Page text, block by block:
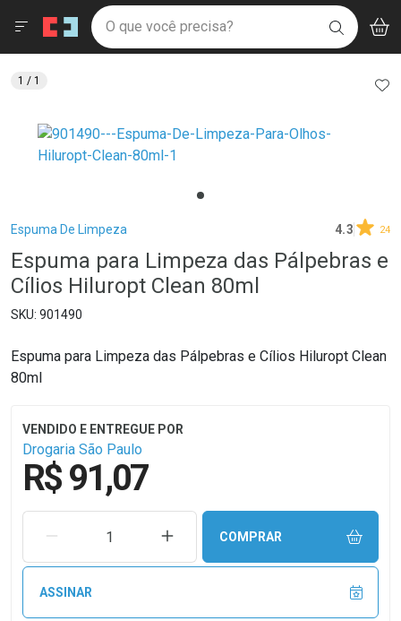
Drogaria São Paulo
Ir direto para a home
pela página
Ir direto para o conteúdo
Ir direto para a busca
Ir direto para a conta
Ir direto para a notificações
Ir direto para o carrinho
Ir direto para o menu
Faça a sua busca
O que você precisa? BUSCAR
Menu
Breadcrumb
Espuma De Limpeza 4.3 24
Espuma para Limpeza das Pálpebras e
Cílios Hiluropt Clean 80ml
901490
Espuma para Limpeza das Pálpebras e Cílios Hiluropt Clean
80ml
Drogaria São Paulo
R$ 91,07
REMOVER UMA UNIDADEAUMENTAR UMA UNIDADE
COMPRAR
ASSINAR
1 / 1